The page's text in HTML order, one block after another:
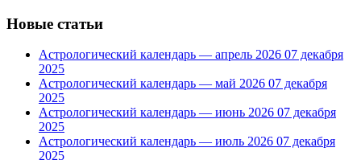
Новые статьи
Астрологический календарь — апрель 2026 07 декабря
2025
Астрологический календарь — май 2026 07 декабря
2025
Астрологический календарь — июнь 2026 07 декабря
2025
Астрологический календарь — июль 2026 07 декабря
2025